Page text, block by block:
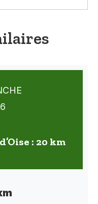
: 20 km